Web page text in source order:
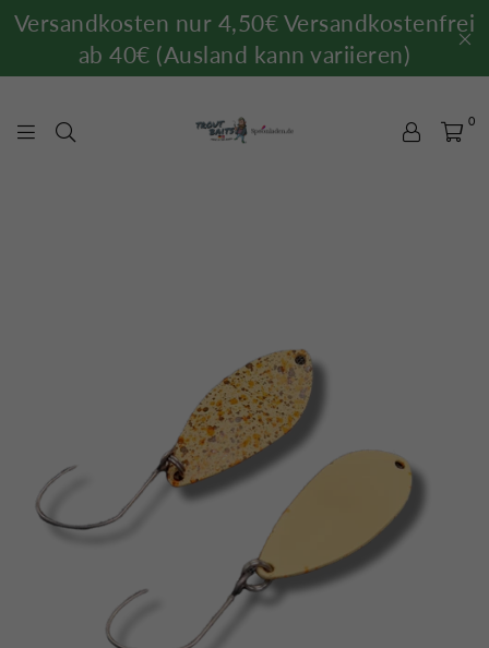
Versandkosten nur 4,50€ Versandkostenfrei
ab 40€ (Ausland kann variieren)
0